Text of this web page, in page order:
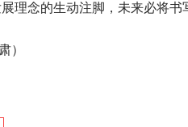
理念的生动注脚，未来必将书
）